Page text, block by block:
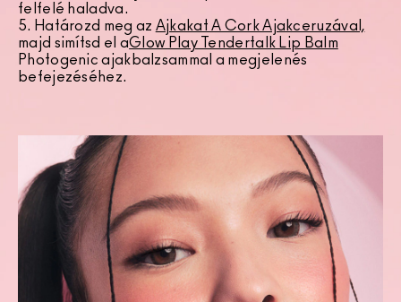
felfelé haladva.
5. Határozd meg az Ajkakat A Cork Ajakceruzával,
majd simítsd el aGlow Play Tendertalk Lip Balm
Photogenic ajakbalzsammal a megjelenés
befejezéséhez.